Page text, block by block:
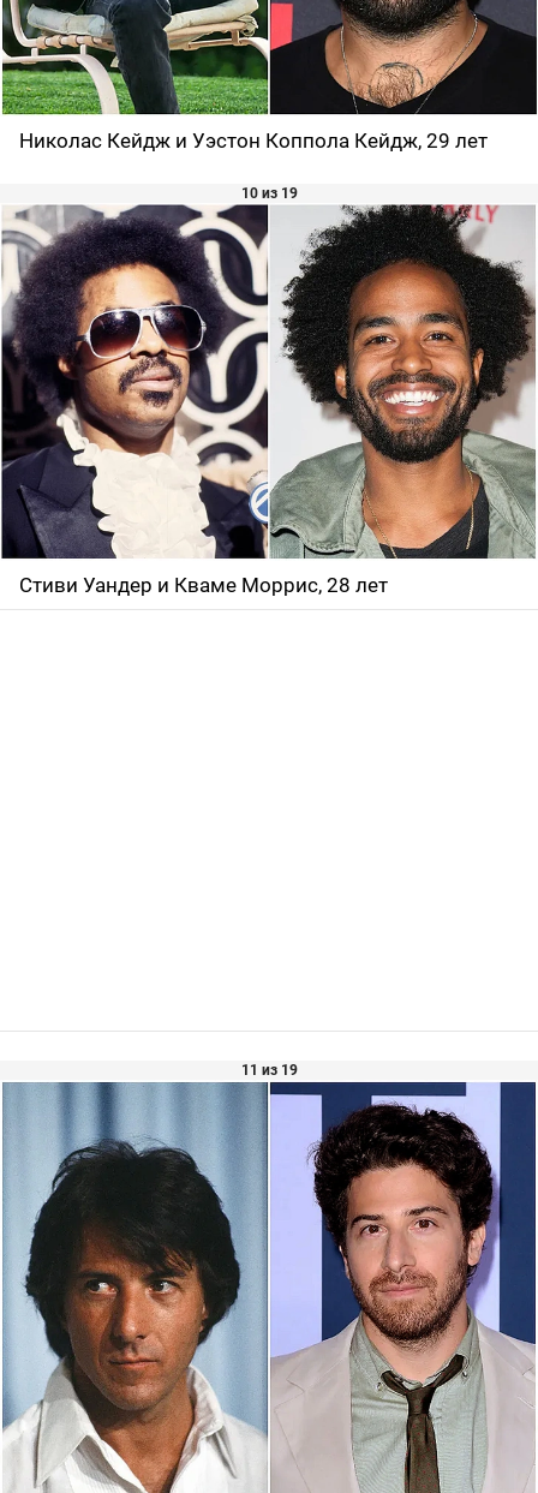
Николас Кейдж и Уэстон Коппола Кейдж, 29 лет
10 из 19
Стиви Уандер и Кваме Моррис, 28 лет
11 из 19